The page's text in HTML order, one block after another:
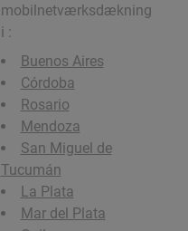
mobilnetværksdækning
i :
Buenos Aires
Córdoba
Rosario
Mendoza
San Miguel de
Tucumán
La Plata
Mar del Plata